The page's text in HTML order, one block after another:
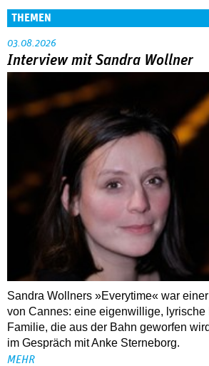
THEMEN
03.08.2026
Interview mit Sandra Wollner
Sandra Wollners »Everytime« war
von Cannes: eine eigenwillige,
Familie, die aus der Bahn geworfen
im Gespräch mit Anke Sterneborg.
MEHR